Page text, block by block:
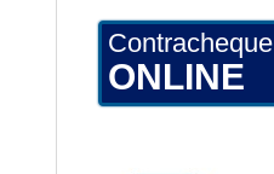
Contracheque
ONLINE